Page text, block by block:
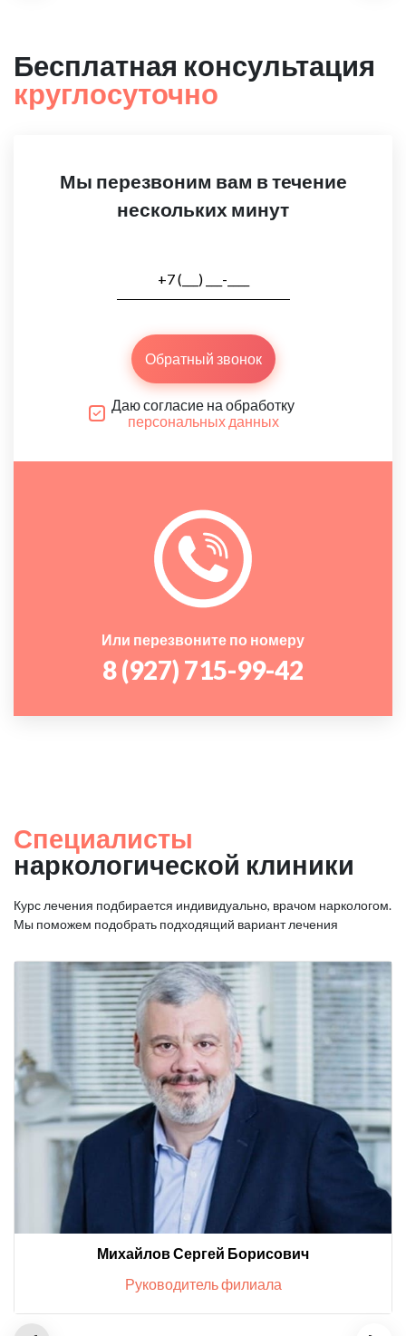
Бесплатная консультация
круглосуточно
Мы перезвоним вам в течение
нескольких минут
Обратный звонок
Даю согласие на обработку
персональных данных
Или перезвоните по номеру
8 (927) 715-99-42
Специалисты
наркологической клиники
Курс лечения подбирается индивидуально, врачом наркологом.
Мы поможем подобрать подходящий вариант лечения
Михайлов Сергей Борисович
Руководитель филиала